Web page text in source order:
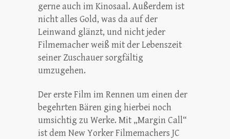
gerne auch im Kinosaal. Außerdem ist
nicht alles Gold, was da auf der
Leinwand glänzt, und nicht jeder
Filmemacher weiß mit der Lebenszeit
seiner Zuschauer sorgfältig
umzugehen.
Der erste Film im Rennen um einen der
begehrten Bären ging hierbei noch
umsichtig zu Werke. Mit „Margin Call“
ist dem New Yorker Filmemachers JC